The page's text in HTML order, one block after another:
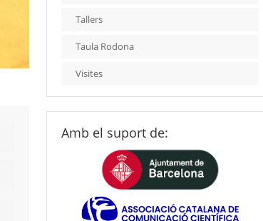
Tallers
Taula Rodona
Visites
Amb el suport de: